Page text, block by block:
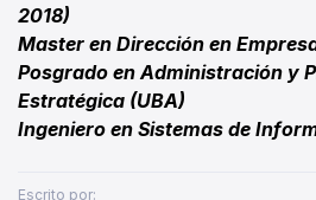
2018)
Master en Dirección en
Posgrado en Administración y
Estratégica (UBA)
Ingeniero en Sistemas de
Escrito por: